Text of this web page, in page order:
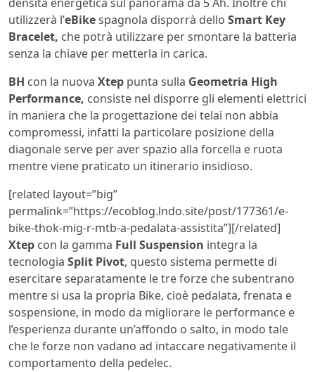
utilizzerà l’eBikespagnola disporrà dello Smart Key
Bracelet, che potrà utilizzare per smontare la batteria
senza la chiave per metterla in carica.
BH con la nuova Xtep punta sulla Geometria High
Performance, consiste nel disporre gli elementi elettrici
in maniera che la progettazione dei telai non abbia
compromessi, infatti la particolare posizione della
diagonale serve per aver spazio alla forcella e ruota
mentre viene praticato un itinerario insidioso.
[related layout=”big”
permalink=”https://ecoblog.lndo.site/post/177361/e-
bike-thok-mig-r-mtb-a-pedalata-assistita”][/related]
Xtep con la gamma Full Suspension integra la
tecnologia Split Pivot, questo sistema permette di
esercitare separatamente le tre forze che subentrano
mentre si usa la propria Bike, cioè pedalata, frenata e
sospensione, in modo da migliorare le performance e
l’esperienza durante un’affondo o salto, in modo tale
che le forze non vadano ad intaccare negativamente il
comportamento della pedelec.